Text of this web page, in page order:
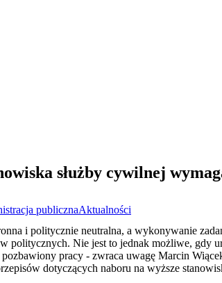
służby cywilnej
publicznaAktualności
i politycznie neutralna, a wykonywanie
politycznych. Nie jest to jednak możliwe, gdy
pracy - zwraca uwagę Marcin
dotyczących naboru na wyższe